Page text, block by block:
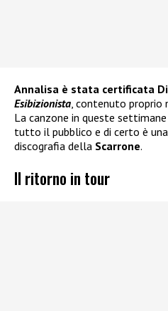
Annalisa è stata certificata
Esibizionista , contenuto proprio
La canzone in queste
tutto il pubblico e di certo è
discografia della Scarrone.
Il ritorno in tour